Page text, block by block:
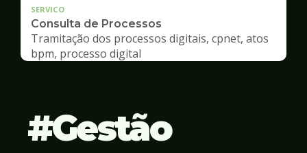
SERVICO
Consulta de Processos
Tramitação dos processos digitais, cpnet, atos
bpm, processo digital
Gestão